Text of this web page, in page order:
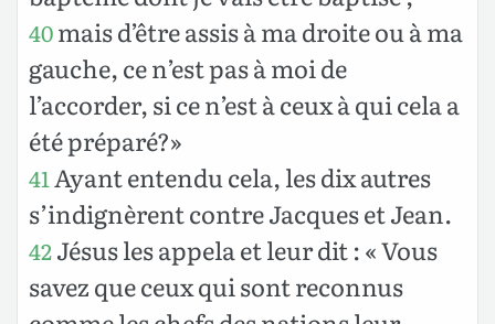
40mais d’être assis à ma droite ou à ma
gauche, ce n’est pas à moi de
l’accorder, si ce n’est à ceux à qui cela a
été préparé?»
41Ayant entendu cela, les dix autres
s’indignèrent contre Jacques et Jean.
42Jésus les appela et leur dit : « Vous
savez que ceux qui sont reconnus